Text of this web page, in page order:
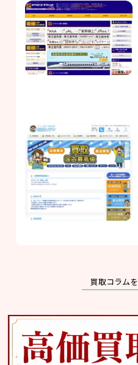
買取コラムを